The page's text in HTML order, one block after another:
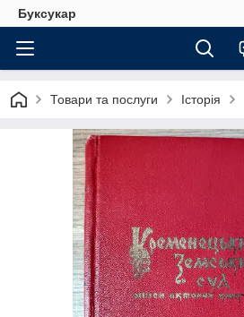
Буксукар
Товари та послуги Історія